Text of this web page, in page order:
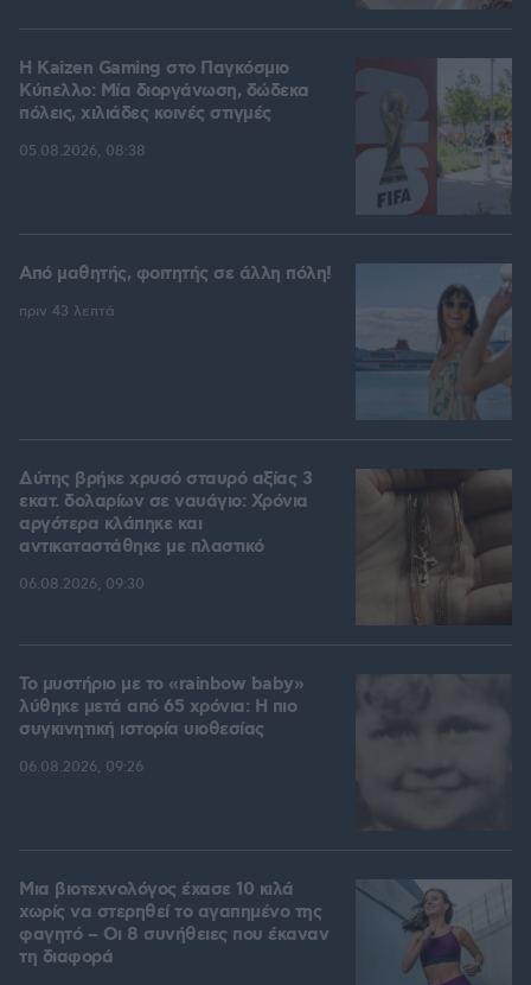
H Kaizen Gaming στο Παγκόσμιο
Kύπελλο: Μία διοργάνωση, δώδεκα
πόλεις, χιλιάδες κοινές στιγμές
05.08.2026, 08:38
Από μαθητής, φοιτητής σε άλλη πόλη!
πριν 43 λεπτά
Δύτης βρήκε χρυσό σταυρό αξίας 3
εκατ. δολαρίων σε ναυάγιο: Χρόνια
αργότερα κλάπηκε και
αντικαταστάθηκε με πλαστικό
06.08.2026, 09:30
Το μυστήριο με το «rainbow baby»
λύθηκε μετά από 65 χρόνια: Η πιο
συγκινητική ιστορία υιοθεσίας
06.08.2026, 09:26
Μια βιοτεχνολόγος έχασε 10 κιλά
χωρίς να στερηθεί το αγαπημένο της
φαγητό – Οι 8 συνήθειες που έκαναν
τη διαφορά